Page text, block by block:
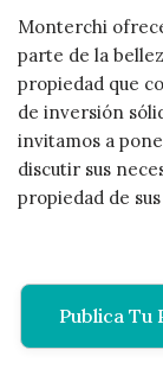
Monterchi
parte de la
propiedad que
de inversión
invitamos a
discutir sus
propiedad de
Publica Tu